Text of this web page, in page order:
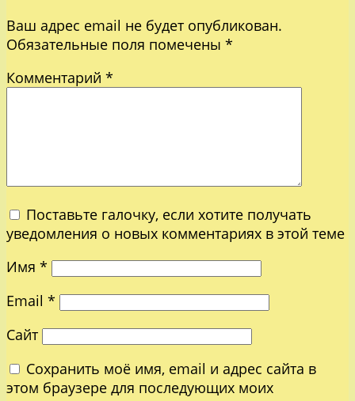
Ваш адрес email не будет опубликован.
Обязательные поля помечены *
Комментарий *
Поставьте галочку, если хотите получать
уведомления о новых комментариях в этой теме
Имя *
Email *
Сайт
Сохранить моё имя, email и адрес сайта в
этом браузере для последующих моих